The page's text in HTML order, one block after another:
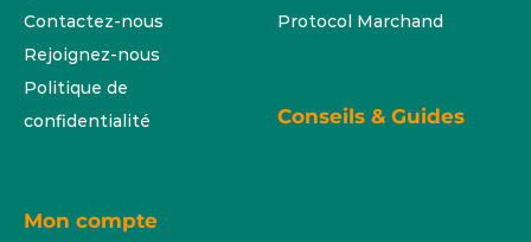
Contactez-nous
Rejoignez-nous
Politique de
confidentialité
Protocol Marchand
Conseils & Guides
Mon compte